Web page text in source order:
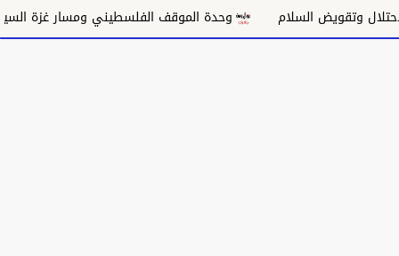
السلام وحدة الموقف الفلسطيني ومسار غزة السياسي